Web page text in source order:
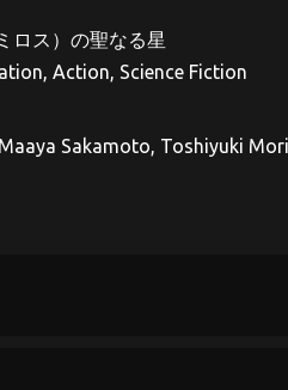
ロス）の聖なる星
Action, Science Fiction
Sakamoto, Toshiyuki